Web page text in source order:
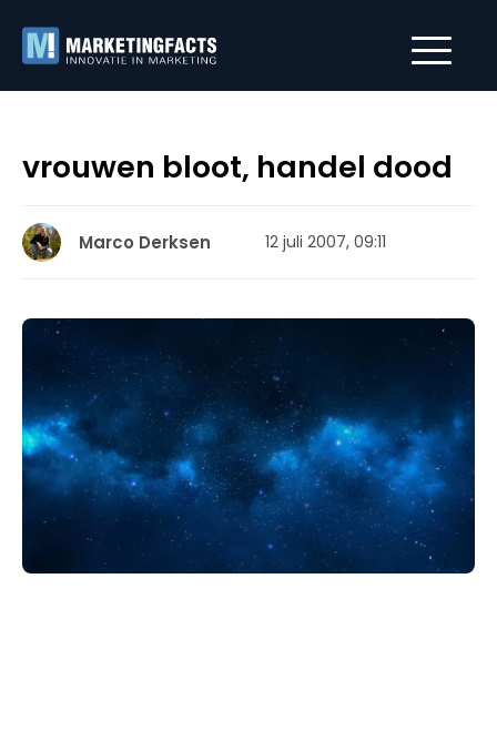
vrouwen bloot, handel dood
Marco Derksen 12 juli 2007, 09:11